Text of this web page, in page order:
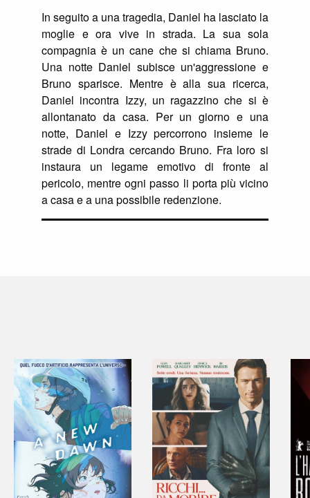
In seguito a una tragedia, Daniel ha lasciato la
moglie e ora vive in strada. La sua sola
compagnia è un cane che si chiama Bruno.
Una notte Daniel subisce un'aggressione e
Bruno sparisce. Mentre è alla sua ricerca,
Daniel incontra Izzy, un ragazzino che si è
allontanato da casa. Per un giorno e una
notte, Daniel e Izzy percorrono insieme le
strade di Londra cercando Bruno. Fra loro si
instaura un legame emotivo di fronte al
pericolo, mentre ogni passo li porta più vicino
a casa e a una possibile redenzione.